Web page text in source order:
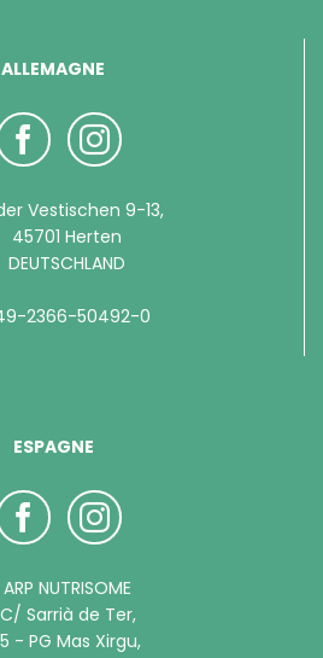
ALLEMAGNE
Vestischen 9-13,
Herten
2366-50492-0
ESPAGNE
ARP NUTRISOME
Sarrià de Ter,
- PG Mas Xirgu,